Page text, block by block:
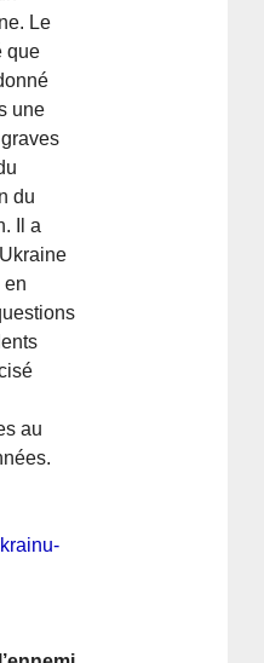
Le
que
une
du
Il a
en
au